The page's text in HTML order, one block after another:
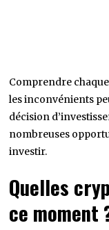
Comprendre
les inconvénients
décision
nombreuses
investir.
Quelles
ce moment